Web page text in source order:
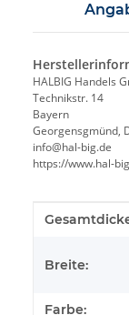
HALBIG Handels
Technikstr. 14
Bayern
Georgensgmünd,
info@hal-big.de
https://www.hal-
Wert
Breite:
Farbe: